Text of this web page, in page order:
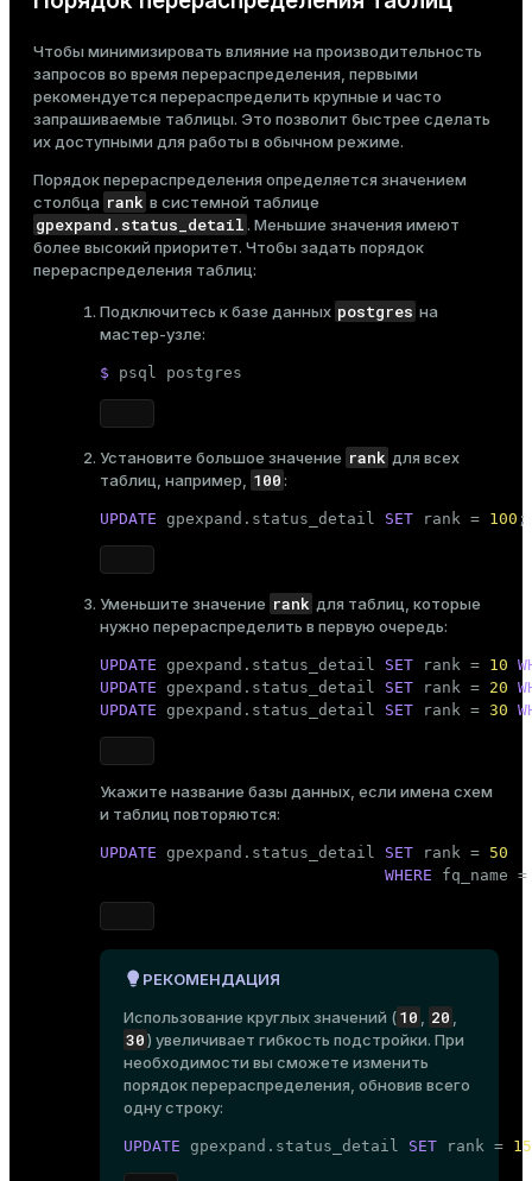
Чтобы минимизировать влияние на производительность
запросов во время перераспределения, первыми
рекомендуется перераспределить крупные и часто
запрашиваемые таблицы. Это позволит быстрее сделать
их доступными для работы в обычном режиме.
Порядок перераспределения определяется значением
столбца rank в системной таблице
gpexpand.status_detail . Меньшие значения имеют
более высокий приоритет. Чтобы задать порядок
перераспределения таблиц:
Подключитесь к базе данных postgres на
мастер-узле:
$ psql postgres
Установите большое значение rank для всех
таблиц, например,
100:
UPDATE gpexpand.status_detail SET rank = 100 ;
Уменьшите значение rank для таблиц, которые
нужно перераспределить в первую очередь:
UPDATE gpexpand.status_detail SET rank = 10
UPDATE gpexpand.status_detail SET rank = 20
UPDATE gpexpand.status_detail SET rank = 30
Укажите название базы данных, если имена схем
и таблиц повторяются:
UPDATE gpexpand.status_detail SET rank = 50
WHERE fq_name
РЕКОМЕНДАЦИЯ
Использование круглых значений (10 20
30) увеличивает гибкость подстройки. При
необходимости вы сможете изменить
порядок перераспределения, обновив всего
одну строку:
UPDATE gpexpand.status_detail SET rank = 15